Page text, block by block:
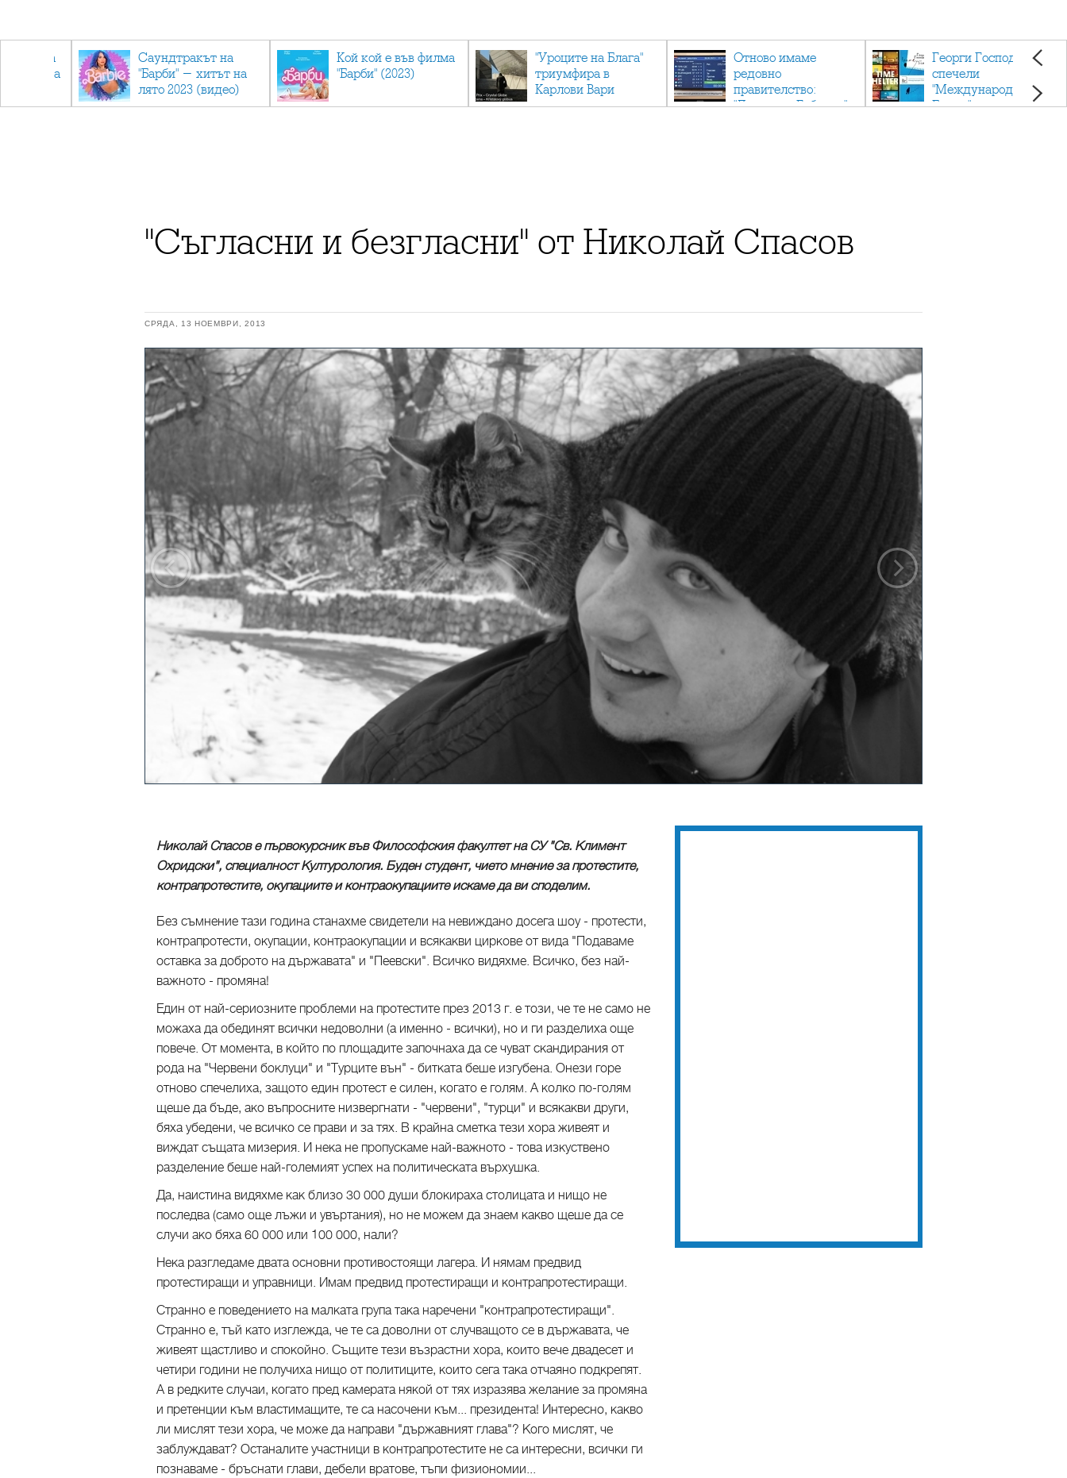
върна
мандата
Саундтракът на
"Барби" - хитът на
лято 2023 (видео)
Кой кой е във филма
"Барби" (2023)
"Уроците на Блага"
триумфира в
Карлови Вари
Отново имаме
редовно
правителство:
"Денков - Габриел"
Георги Господинов
спечели
"Международен
Букър" с романа
"Съгласни и безгласни" от Николай Спасов
СРЯДА, 13 НОЕМВРИ, 2013
Николай Спасов е първокурсник във Философския факултет на СУ "Св. Климент
Охридски", специалност Културология. Буден студент, чието мнение за протестите,
контрапротестите, окупациите и контраокупациите искаме да ви споделим.
Без съмнение тази година станахме свидетели на невиждано досега шоу - протести,
контрапротести, окупации, контраокупации и всякакви циркове от вида "Подаваме
оставка за доброто на държавата" и "Пеевски". Всичко видяхме. Всичко, без най-
важното - промяна!
Един от най-сериозните проблеми на протестите през 2013 г. е този, че те не само не
можаха да обединят всички недоволни (а именно - всички), но и ги разделиха още
повече. От момента, в който по площадите започнаха да се чуват скандирания от
рода на "Червени боклуци" и "Турците вън" - битката беше изгубена. Онези горе
отново спечелиха, защото един протест е силен, когато е голям. А колко по-голям
щеше да бъде, ако въпросните низвергнати - "червени", "турци" и всякакви други,
бяха убедени, че всичко се прави и за тях. В крайна сметка тези хора живеят и
виждат същата мизерия. И нека не пропускаме най-важното - това изкуствено
разделение беше най-големият успех на политическата върхушка.
Да, наистина видяхме как близо 30 000 души блокираха столицата и нищо не
последва (само още лъжи и увъртания), но не можем да знаем какво щеше да се
случи ако бяха 60 000 или 100 000, нали?
Нека разгледаме двата основни противостоящи лагера. И нямам предвид
протестиращи и управници. Имам предвид протестиращи и контрапротестиращи.
Странно е поведението на малката група така наречени "контрапротестиращи".
Странно е, тъй като изглежда, че те са доволни от случващото се в държавата, че
живеят щастливо и спокойно. Същите тези възрастни хора, които вече двадесет и
четири години не получиха нищо от политиците, които сега така отчаяно подкрепят.
А в редките случаи, когато пред камерата някой от тях изразява желание за промяна
и претенции към властимащите, те са насочени към... президента! Интересно, какво
ли мислят тези хора, че може да направи "държавният глава"? Кого мислят, че
заблуждават? Останалите участници в контрапротестите не са интересни, всички ги
познаваме - бръснати глави, дебели вратове, тъпи физиономии...